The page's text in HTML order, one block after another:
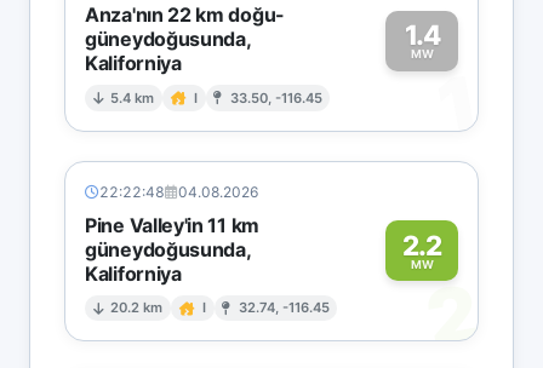
Anza'nın 22 km doğu-
güneydoğusunda,
Kaliforniya
5.4 km I 33.50, -116.45
1.4
MW
1
22:22:48 04.08.2026
Pine Valley'in 11 km
güneydoğusunda,
Kaliforniya
20.2 km I 32.74, -116.45
2.2
MW
2